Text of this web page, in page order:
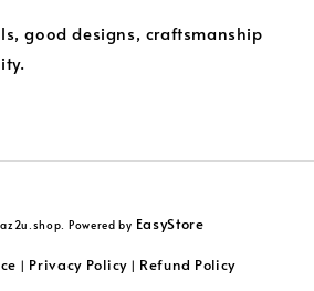
good designs, craftsmanship
Powered by EasyStore
| Privacy Policy| Refund Policy